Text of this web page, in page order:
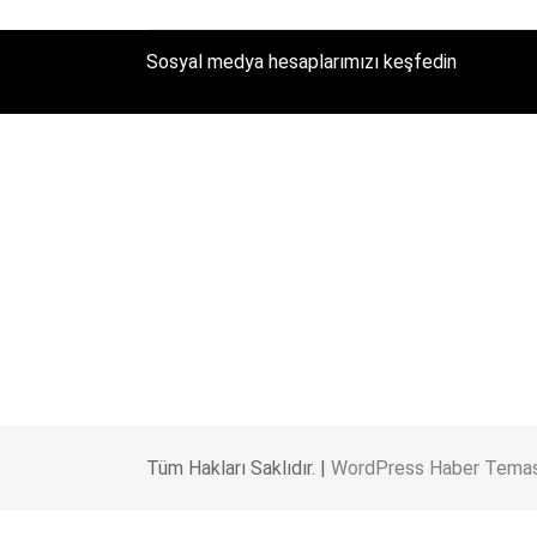
Sosyal medya hesaplarımızı keşfedin
Tüm Hakları Saklıdır. | WordPress Haber